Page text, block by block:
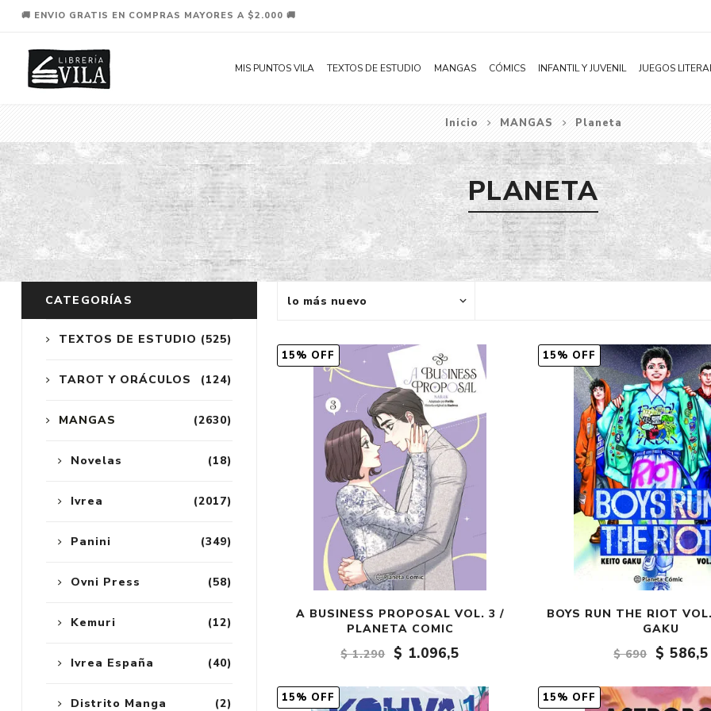
🚚 ENVIO GRATIS EN COMPRAS MAYORES A $2.000 🚚
MIS PUNTOS VILA TEXTOS DE ESTUDIO MANGAS
Novelas
Shonen
Shojo
Seinen
Josei
Yaoi / BL
Subcategoría
Aventura
Bélico
Ciencia ficción
Comedia
Distopía
Ecchi
Fantasía
Fantasía oscura
Gore
Ver todo
CÓMICS INFANTIL Y JUVENIL
Literatura Infantil
Literatura Juvenil
JUEGOS
Inicio MANGAS Planeta
PLANETA
15% OFF
A BUSINESS PROPOSAL VOL. 3 /
PLANETA COMIC
$ 1.290
$ 1.096,5
15% OFF
BOYS RUN THE RIOT
GAKU
$ 690
$ 586,5
15% OFF 15% OFF
CATEGORÍAS
(525)
TEXTOS DE ESTUDIO
(124)
TAROT Y ORÁCULOS
(2630)
MANGAS
(18)
Novelas
(2017)
Ivrea
(349)
Panini
(58)
Ovni Press
(12)
Kemuri
(40)
Ivrea España
(2)
Distrito Manga